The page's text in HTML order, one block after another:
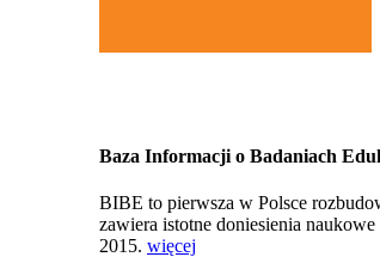
Baza Informacji o Badaniach
BIBE to pierwsza w Polsce
zawiera istotne doniesienia
2015. więcej